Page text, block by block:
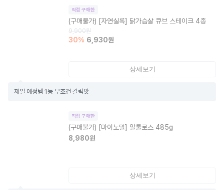
직접 구매한
(구매불가) [자연실록] 닭가슴살 큐브 스테이크 4종
9,900원
30% 6,930원
상세보기
제일 애정템 1등 무조건 갈릭맛
직접 구매한
(구매불가) [마이노멀] 알룰로스 485g
8,980원
상세보기